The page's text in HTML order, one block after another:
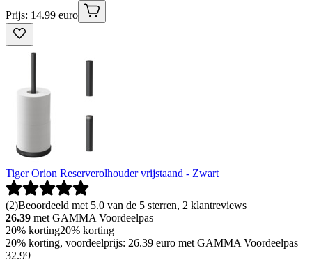
Prijs: 14.99 euro
Tiger Orion Reserverolhouder vrijstaand - Zwart
(2)Beoordeeld met 5.0 van de 5 sterren, 2 klantreviews
26.39 met GAMMA Voordeelpas
20% korting20% korting
20% korting, voordeelprijs: 26.39 euro met GAMMA Voordeelpas
32.99